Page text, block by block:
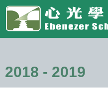
移至主內容
Top
Social
Link
Language
switcher
Main
2018 - 2019